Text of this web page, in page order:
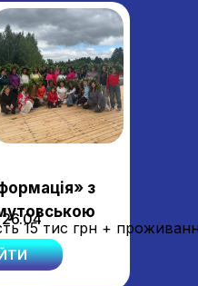
з
15 тис грн +